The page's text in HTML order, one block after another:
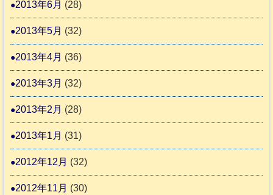
2013年6月 (28)
2013年5月 (32)
2013年4月 (36)
2013年3月 (32)
2013年2月 (28)
2013年1月 (31)
2012年12月 (32)
2012年11月 (30)